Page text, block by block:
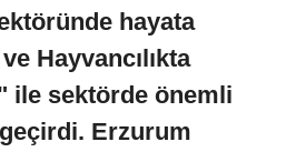
hayata
Hayvancılıkta
ile sektörde önemli
Erzurum